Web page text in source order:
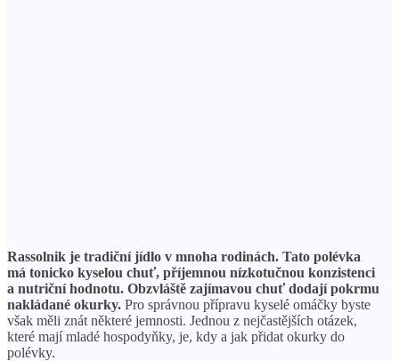
Rassolnik je tradiční jídlo v mnoha rodinách. Tato polévka
má tonicko kyselou chuť, příjemnou nízkotučnou konzistenci
a nutriční hodnotu. Obzvláště zajímavou chuť dodají pokrmu
nakládané okurky. Pro správnou přípravu kyselé omáčky byste
však měli znát některé jemnosti. Jednou z nejčastějších otázek,
které mají mladé hospodyňky, je, kdy a jak přidat okurky do
polévky.